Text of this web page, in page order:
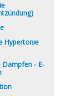
Hypertonie
Dampfen - E-